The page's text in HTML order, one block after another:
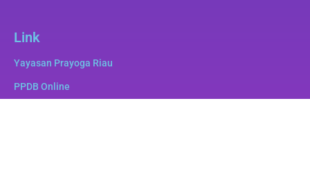
Link
Yayasan Prayoga Riau
PPDB Online